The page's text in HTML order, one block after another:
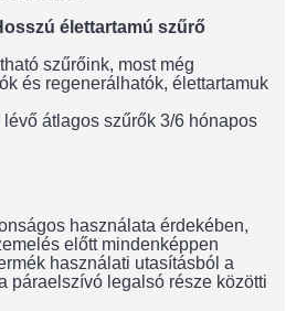
élettartamú szűrő
szűrőink, most még
és regenerálhatók, élettartamuk
átlagos szűrők 3/6 hónapos
használata érdekében,
előtt mindenképpen
használati utasításból a
páraelszívó legalsó része közötti